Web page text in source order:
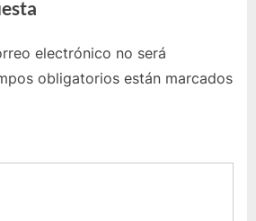
a
d
i
electrónico no será
obligatorios están marcados